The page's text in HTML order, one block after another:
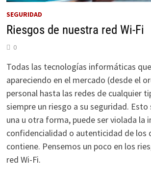
SEGURIDAD
Riesgos de nuestra red Wi-Fi
0
Todas las tecnologías informáticas
apareciendo en el mercado (desde el
personal hasta las redes de cualquier
siempre un riesgo a su seguridad.
una u otra forma, puede ser violada la
confidencialidad o autenticidad de los
contiene. Pensemos un poco en los
red Wi-Fi.